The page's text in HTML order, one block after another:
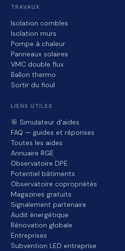
TRAVAUX
Isolation combles
Isolation murs
Pompe à chaleur
Panneaux solaires
VMC double flux
Ballon thermo.
Sortir du fioul
LIENS UTILES
🎯 Simulateur d'aides
FAQ — guides et réponses
Toutes les aides
Annuaire RGE
Observatoire DPE
Potentiel bâtiments
Observatoire copropriétés
Magazines gratuits
Signalement partenaire
Audit énergétique
Rénovation globale
Entreprises
Subvention LED entreprise